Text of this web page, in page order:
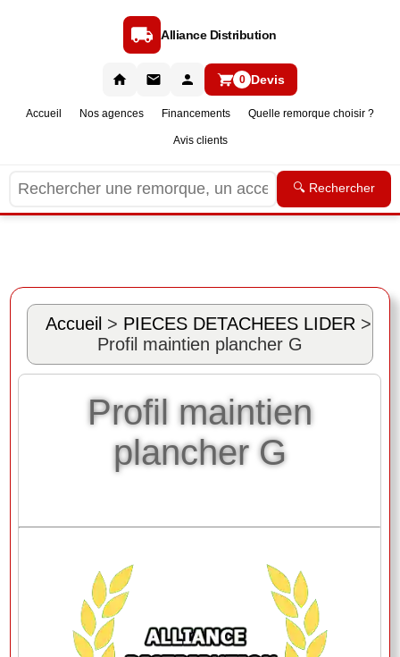
Alliance Distribution
Accueil Nos agences Financements Quelle remorque choisir ?
Avis clients
0 Devis
🔍 Rechercher
Accueil > PIECES DETACHEES LIDER >
Profil maintien plancher G
Profil maintien
plancher G